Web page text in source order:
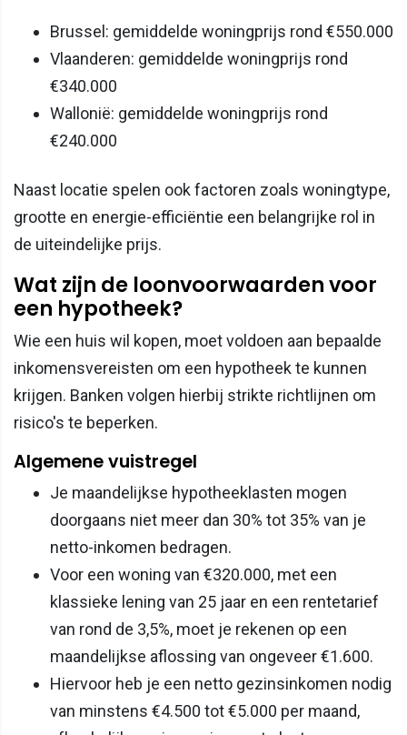
Brussel: gemiddelde woningprijs rond €550.000
Vlaanderen: gemiddelde woningprijs rond
€340.000
Wallonië: gemiddelde woningprijs rond
€240.000
Naast locatie spelen ook factoren zoals woningtype,
grootte en energie-efficiëntie een belangrijke rol in
de uiteindelijke prijs.
Wat zijn de loonvoorwaarden voor
een hypotheek?
Wie een huis wil kopen, moet voldoen aan bepaalde
inkomensvereisten om een hypotheek te kunnen
krijgen. Banken volgen hierbij strikte richtlijnen om
risico's te beperken.
Algemene vuistregel
Je maandelijkse hypotheeklasten mogen
doorgaans niet meer dan 30% tot 35% van je
netto-inkomen bedragen.
Voor een woning van €320.000, met een
klassieke lening van 25 jaar en een rentetarief
van rond de 3,5%, moet je rekenen op een
maandelijkse aflossing van ongeveer €1.600.
Hiervoor heb je een netto gezinsinkomen nodig
van minstens €4.500 tot €5.000 per maand,